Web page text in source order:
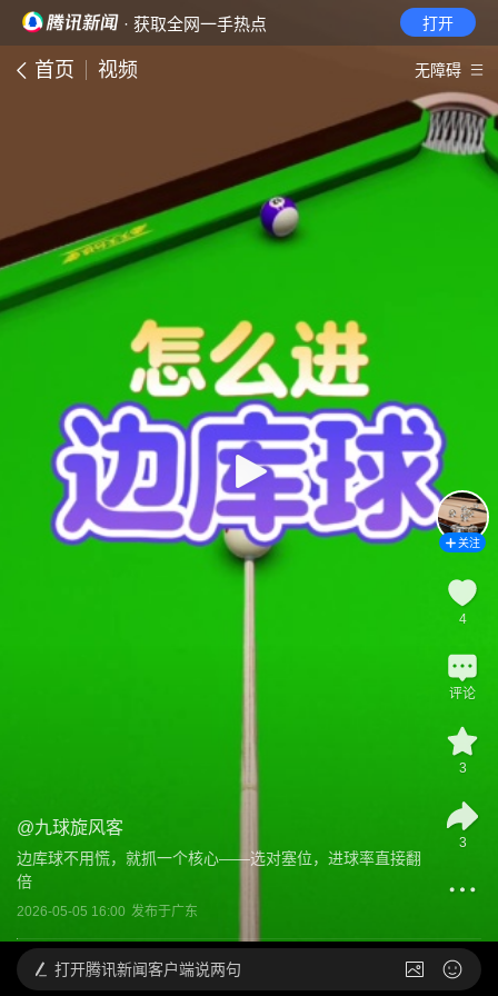
· 获取全网一手热点 打开
首页 视频 无障碍
@九球旋风客
边库球不用慌，就抓一个核心——选对塞位，进球率直接翻
倍
2026-05-05 16:00 发布于广东
关注
4
评论
3
3
打开腾讯新闻客户端说两句